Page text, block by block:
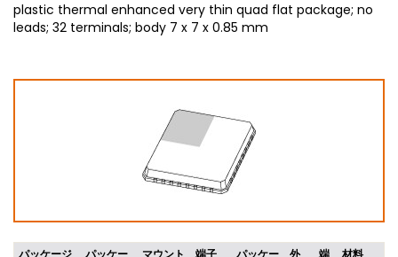
plastic thermal enhanced very thin quad flat package; no
leads; 32 terminals; body 7 x 7 x 0.85 mm